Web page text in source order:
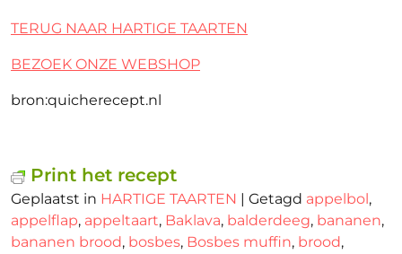
TERUG NAAR HARTIGE TAARTEN
BEZOEK ONZE WEBSHOP
bron:quicherecept.nl
Print het recept
Geplaatst in HARTIGE TAARTEN | Getagd appelbol,
appelflap, appeltaart, Baklava, balderdeeg, bananen,
bananen brood, bosbes, Bosbes muffin, brood,